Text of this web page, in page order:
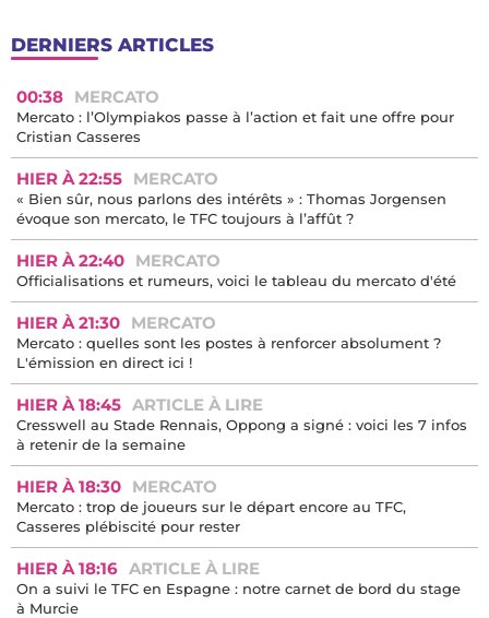
DERNIERS ARTICLES
00:38 MERCATO
Mercato : l’Olympiakos passe à l’action et fait une offre pour
Cristian Casseres
HIER À 22:55 MERCATO
« Bien sûr, nous parlons des intérêts » : Thomas Jorgensen
évoque son mercato, le TFC toujours à l’affût ?
HIER À 22:40 MERCATO
Officialisations et rumeurs, voici le tableau du mercato d'été
HIER À 21:30 MERCATO
Mercato : quelles sont les postes à renforcer absolument ?
L'émission en direct ici !
HIER À 18:45 ARTICLE À LIRE
Cresswell au Stade Rennais, Oppong a signé : voici les 7 infos
à retenir de la semaine
HIER À 18:30 MERCATO
Mercato : trop de joueurs sur le départ encore au TFC,
Casseres plébiscité pour rester
HIER À 18:16 ARTICLE À LIRE
On a suivi le TFC en Espagne : notre carnet de bord du stage
à Murcie